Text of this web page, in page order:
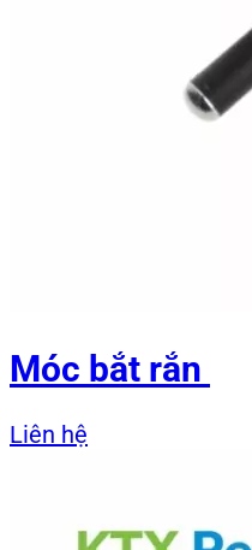
Móc bắt rắn
Liên hệ